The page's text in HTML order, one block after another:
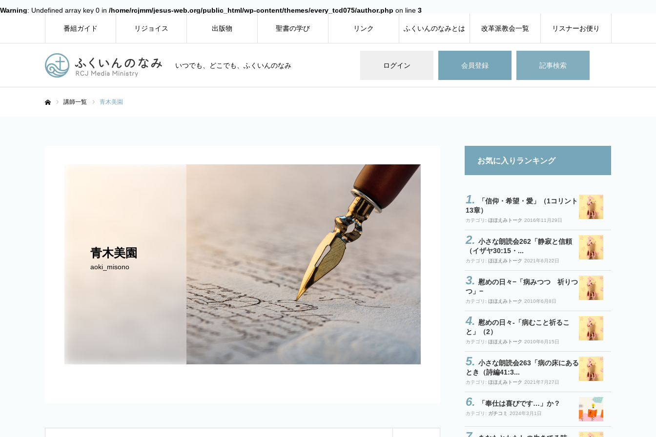
Warning: Undefined array key 0 in /home/rcjmm/jesus-web.org/public_html/wp-content/themes/every_tcd075/author.php on line 3
いつでも、どこでも、ふくいんのなみ ログイン 会員登録 記事検索
番組ガイド リジョイス 出版物 聖書の学び リンク ふくいんのなみとは 改革派教会一覧 リスナーお便り
講師一覧 青木美園
青木美園
aoki_misono
お気に入りランキング
「信仰・希望・愛」（1コリント
13章）
カテゴリ: ほほえみトーク 2016年11月29日
小さな朗読会262「静寂と信頼
（イザヤ30:15・...
カテゴリ: ほほえみトーク 2021年6月22日
慰めの日々−「病みつつ 祈りつ
つ」−
カテゴリ: ほほえみトーク 2010年6月8日
慰めの日々-「病むこと祈るこ
と」（2）
カテゴリ: ほほえみトーク 2010年6月15日
小さな朗読会263「病の床にある
とき（詩編41:3...
カテゴリ: ほほえみトーク 2021年7月27日
「奉仕は喜びです…」か？
カテゴリ: ガチコミ 2024年3月1日